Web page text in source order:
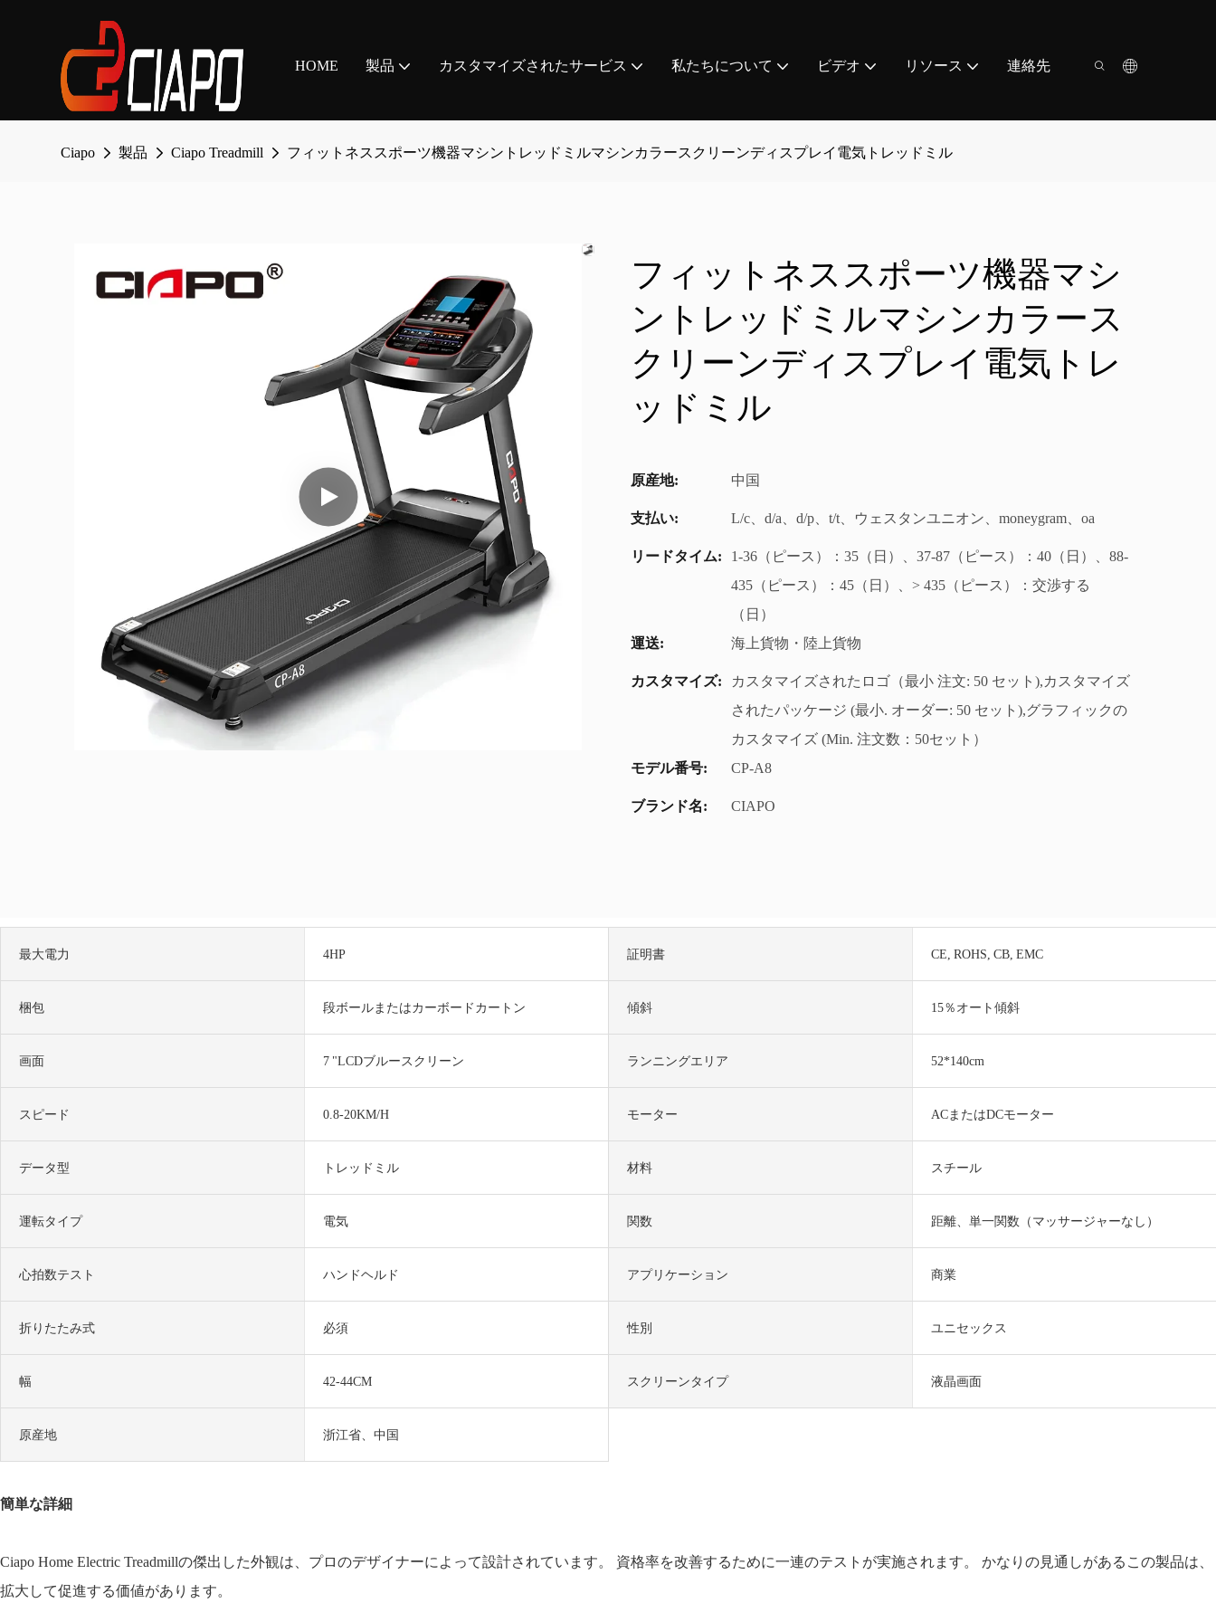
HOME 製品 カスタマイズされたサービス 私たちについて ビデオ リソース 連絡先
Ciapo 製品 Ciapo Treadmill フィットネススポーツ機器マシントレッドミルマシンカラースクリーンディスプレイ電気トレッドミル
フィットネススポーツ機器マシ
ントレッドミルマシンカラース
クリーンディスプレイ電気トレ
ッドミル
原産地: 中国
支払い: L/c、d/a、d/p、t/t、ウェスタンユニオン、moneygram、oa
リードタイム:
1-36（ピース）：35（日）、37-87（ピース）：40（日）、88-
435（ピース）：45（日）、> 435（ピース）：交渉する
（日）
運送:
海上貨物・陸上貨物
カスタマイズ:
カスタマイズされたロゴ（最小 注文: 50 セット),カスタマイズ
されたパッケージ (最小. オーダー: 50 セット),グラフィックの
カスタマイズ (Min. 注文数：50セット）
モデル番号:
CP-A8
ブランド名: CIAPO
最大電力 4HP 証明書 CE, ROHS, CB, EMC
梱包 段ボールまたはカーボードカートン 傾斜 15％オート傾斜
画面 7 "LCDブルースクリーン ランニングエリア 52*140cm
スピード 0.8-20KM/H モーター ACまたはDCモーター
データ型 トレッドミル 材料 スチール
運転タイプ 電気 関数 距離、単一関数（マッサージャーなし）
心拍数テスト ハンドヘルド アプリケーション 商業
折りたたみ式 必須 性別 ユニセックス
幅 42-44CM スクリーンタイプ 液晶画面
原産地 浙江省、中国
簡単な詳細
Ciapo Home Electric Treadmillの傑出した外観は、プロのデザイナーによって設計されています。 資格率を改善するために一連のテストが実施されます。 かなりの見通しがあるこの製品は、
拡大して促進する価値があります。